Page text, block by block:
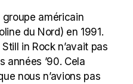
américain
du Nord) en 1991.
in Rock n’avait pas
années ’90. Cela
nous n’avions pas